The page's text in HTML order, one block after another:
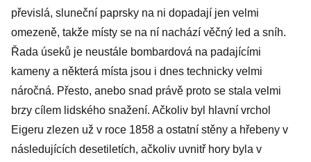
převislá, sluneční paprsky na ni dopadají jen velmi
omezeně, takže místy se na ní nachází věčný led a sníh.
Řada úseků je neustále bombardová na padajícími
kameny a některá místa jsou i dnes technicky velmi
náročná. Přesto, anebo snad právě proto se stala velmi
brzy cílem lidského snažení. Ačkoliv byl hlavní vrchol
Eigeru zlezen už v roce 1858 a ostatní stěny a hřebeny v
následujících desetiletích, ačkoliv uvnitř hory byla v